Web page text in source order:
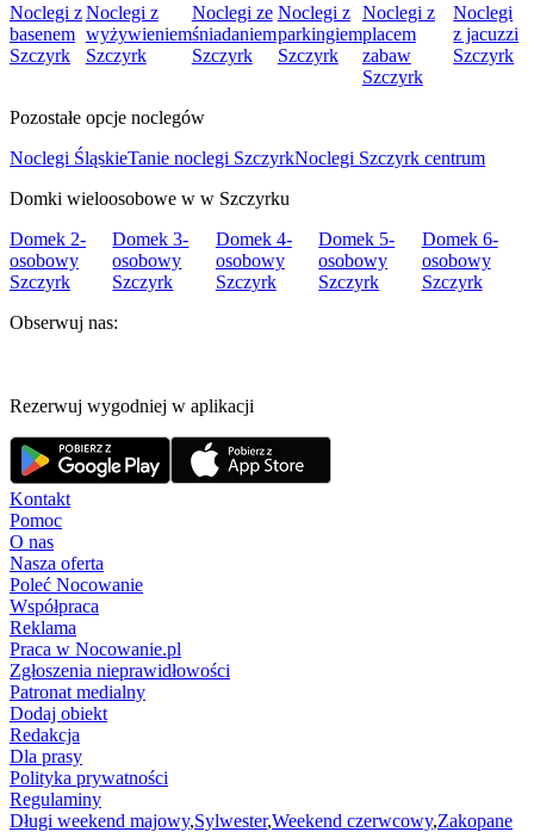
Noclegi z
basenem
Szczyrk
Noclegi z
wyżywieniem
Szczyrk
Noclegi ze
śniadaniem
Szczyrk
Noclegi z
parkingiem
Szczyrk
Noclegi z
placem
zabaw
Szczyrk
Noclegi
z jacuzzi
Szczyrk
Pozostałe opcje noclegów
Noclegi ŚląskieTanie noclegi SzczyrkNoclegi Szczyrk centrum
Domki wieloosobowe w w Szczyrku
Domek 2-
osobowy
Szczyrk
Domek 3-
osobowy
Szczyrk
Domek 4-
osobowy
Szczyrk
Domek 5-
osobowy
Szczyrk
Domek 6-
osobowy
Szczyrk
Obserwuj nas:
Rezerwuj wygodniej w aplikacji
Kontakt
Pomoc
O nas
Nasza oferta
Poleć Nocowanie
Współpraca
Reklama
Praca w Nocowanie.pl
Zgłoszenia nieprawidłowości
Patronat medialny
Dodaj obiekt
Redakcja
Dla prasy
Polityka prywatności
Regulaminy
Długi weekend majowy,Sylwester,Weekend czerwcowy,Zakopane